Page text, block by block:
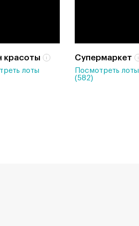
красоты
лоты
Супермаркет
Посмотреть лоты
(582)